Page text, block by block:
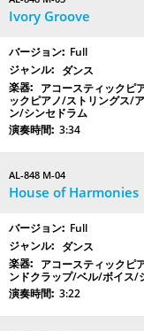
Ivory Groove
Full
ダンス
アコースティックピ
ックピアノ/ストリングス/
ン/シンセドラム
3:34
AL-848 M-04
House of Harmonies
Full
ダンス
アコースティックピ
ンドクラップ/ベル/ボイス/
3:22